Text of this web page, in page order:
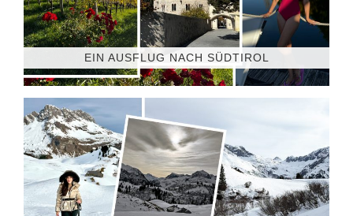
EIN AUSFLUG NACH SÜDTIROL